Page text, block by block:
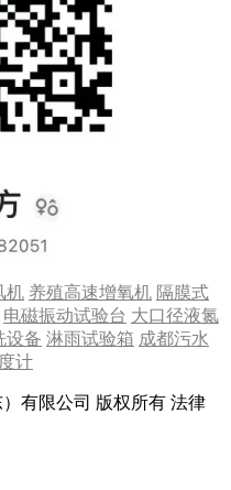
机 养殖高速增氧机 隔膜式
电磁振动试验台 大口径液氮
设备 淋雨试验箱 成都污水
计
有限公司 版权所有 法律